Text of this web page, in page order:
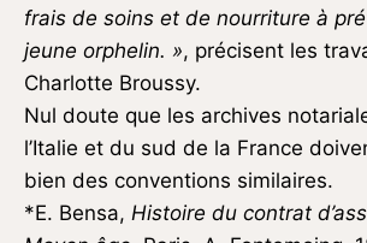
frais de soins et de nourriture à
jeune orphelin. », précisent les
Charlotte Broussy.
Nul doute que les archives
l’Italie et du sud de la France
bien des conventions similaires.
*E. Bensa, Histoire du contrat